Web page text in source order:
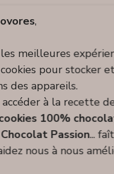
,
meilleures
pour stocker
des appareils.
à la recette
100%
Chocolat Passion...
nous à nous
le
27 février 2023
plusieurs
et leur broyage
ingrédients